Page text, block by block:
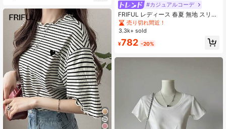
#カジュアルコーデ
FRIFUL レディース 春夏 無地 スリム
フィット 美シルエット 万能 半袖Tシ
ャツ
売り切れ間近！
3.3k+ sold
¥782 -20%